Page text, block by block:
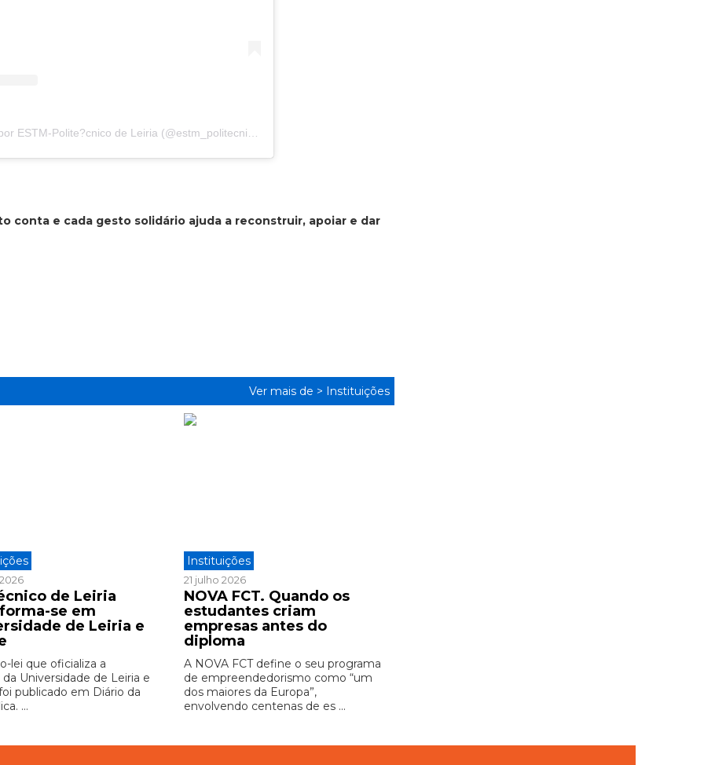
conta e cada gesto solidário ajuda a reconstruir, apoiar e dar
Ver mais de > Instituições
de Leiria
se em
de Leiria e
lei que oficializa a
da Universidade de Leiria e
publicado em Diário da
...
Instituições
21 julho 2026
NOVA FCT. Quando os
estudantes criam
empresas antes do
diploma
A NOVA FCT define o seu programa
de empreendedorismo como “um
dos maiores da Europa”,
envolvendo centenas de es ...